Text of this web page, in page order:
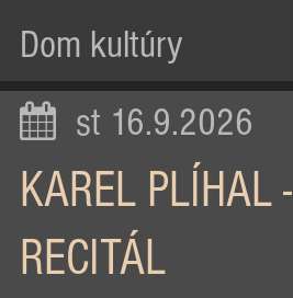
Dom kultúry
st 16.9.2026
KAREL PLÍHAL -
RECITÁL